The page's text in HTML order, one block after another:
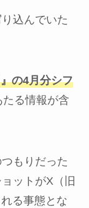
込んでいた
の4月分シフ
る情報が含
もりだった
ットがX（旧
る事態とな